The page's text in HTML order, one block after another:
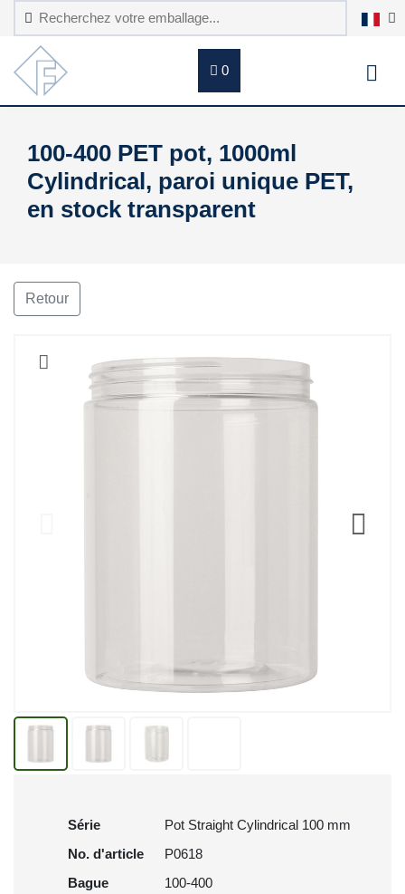
0
100-400 PET pot, 1000ml
Cylindrical, paroi unique PET,
en stock transparent
Retour
Série
Pot Straight Cylindrical 100 mm
No. d'article
P0618
Bague
100-400